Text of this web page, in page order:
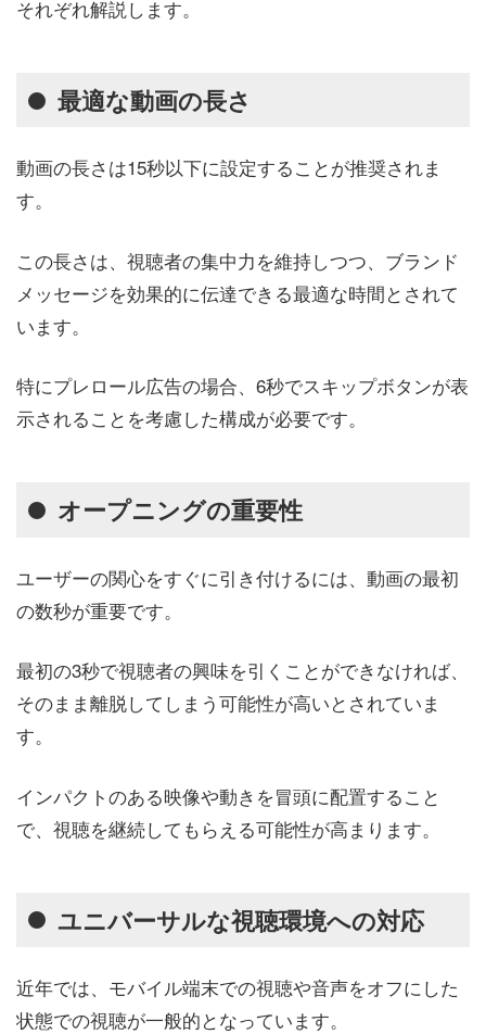
それぞれ解説します。
最適な動画の長さ
動画の長さは15秒以下に設定することが推奨されま
す。
この長さは、視聴者の集中力を維持しつつ、ブランド
メッセージを効果的に伝達できる最適な時間とされて
います。
特にプレロール広告の場合、6秒でスキップボタンが表
示されることを考慮した構成が必要です。
オープニングの重要性
ユーザーの関心をすぐに引き付けるには、動画の最初
の数秒が重要です。
最初の3秒で視聴者の興味を引くことができなければ、
そのまま離脱してしまう可能性が高いとされていま
す。
インパクトのある映像や動きを冒頭に配置すること
で、視聴を継続してもらえる可能性が高まります。
ユニバーサルな視聴環境への対応
近年では、モバイル端末での視聴や音声をオフにした
状態での視聴が一般的となっています。